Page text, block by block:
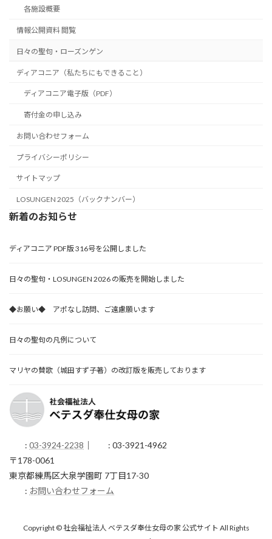
各施設概要
情報公開資料 閲覧
日々の聖句・ローズンゲン
ディアコニア（私たちにもできること）
ディアコニア電子版（PDF）
寄付金の申し込み
お問い合わせフォーム
プライバシーポリシー
サイトマップ
LOSUNGEN 2025（バックナンバー）
新着のお知らせ
ディアコニア PDF版 316号を公開しました
日々の聖句・LOSUNGEN 2026 の販売を開始しました
◆お願い◆ アポなし訪問、ご遠慮願います
日々の聖句の凡例について
マリヤの賛歌（城田すず子著）の改訂版を販売しております
:03-3924-2238
: 03-3921-4962
〒178-0061
東京都練馬区大泉学園町 7丁目17-30
: お問い合わせフォーム
Copyright © 社会福祉法人 ベテスダ奉仕女母の家 公式サイト All Rights